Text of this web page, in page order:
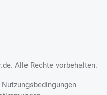
. Alle Rechte vorbehalten.
Nutzungsbedingungen